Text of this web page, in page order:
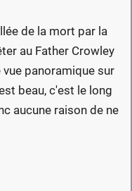
de la mort par la
au Father Crowley
panoramique sur
beau, c'est le long
aucune raison de ne